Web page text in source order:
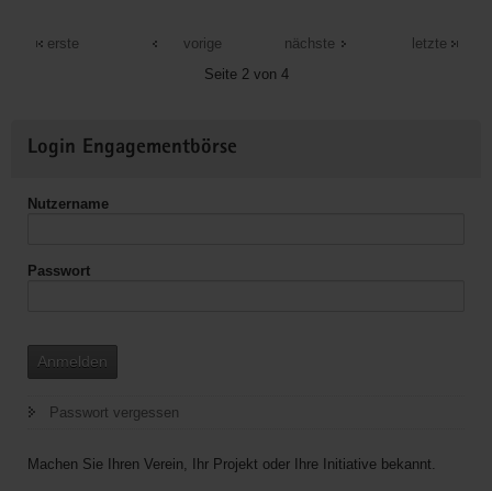
Christen
erste
vorige
Seite 2 von 4
nächste letzte
Informationen
Login Engagementbörse
Nutzername
Passwort
Anmelden
Passwort vergessen
Machen Sie Ihren Verein, Ihr Projekt oder Ihre Initiative bekannt.